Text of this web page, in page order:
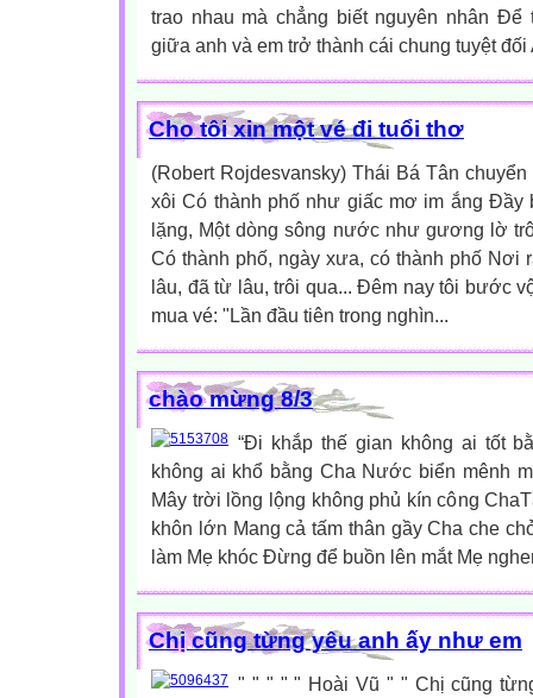
trao nhau mà chẳng biết nguyên nhân
giữa anh và em trở thành cái chung tuyệt đối
Cho tôi xin một vé đi tuổi thơ
(Robert Rojdesvansky) Thái Bá Tân
xôi Có thành phố như giấc mơ im ắng Đầy
lặng, Một dòng sông nước như gương lờ
Có thành phố, ngày xưa, có thành phố Nơi
lâu, đã từ lâu, trôi qua... Đêm nay tôi bước
mua vé: "Lần đầu tiên trong nghìn...
chào mừng 8/3
“Đi khắp thế gian không ai tốt
không ai khổ bằng Cha Nước biển mênh
Mây trời lồng lộng không phủ kín công
khôn lớn Mang cả tấm thân gầy Cha che
làm Mẹ khóc Đừng để buồn lên mắt Mẹ
Chị cũng từng yêu anh ấy như em
" " " " " Hoài Vũ " " Chị cũng